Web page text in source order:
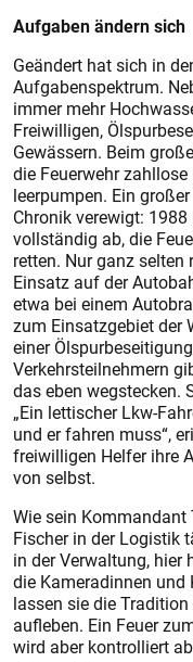
Aufgaben ändern sich
Geändert hat sich in
Aufgabenspektrum.
immer mehr
Freiwilligen,
Gewässern. Beim
die Feuerwehr
leerpumpen. Ein
Chronik verewigt:
vollständig ab, die
retten. Nur ganz selten
Einsatz auf der
etwa bei einem
zum Einsatzgebiet der
einer
Verkehrsteilnehmern
das eben wegstecken.
„Ein lettischer Lkw-
und er fahren muss“,
freiwilligen Helfer ihre
von selbst.
Wie sein
Fischer in der Logistik
in der Verwaltung, hier
die Kameradinnen und
lassen sie die
aufleben. Ein Feuer
wird aber kontrolliert